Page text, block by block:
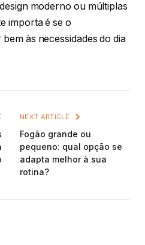
moderno ou múltiplas
importa é se o
às necessidades do dia
NEXT ARTICLE
Fogão grande ou
pequeno: qual opção se
adapta melhor à sua
rotina?